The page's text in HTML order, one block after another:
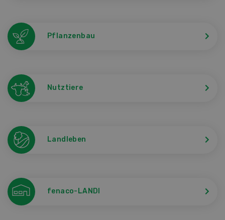
Pflanzenbau
Nutztiere
Landleben
fenaco-LANDI